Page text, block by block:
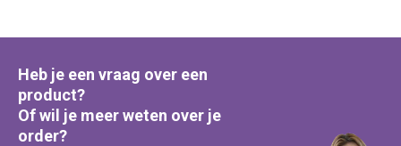
Heb je een vraag over een
product?
Of wil je meer weten over je
order?